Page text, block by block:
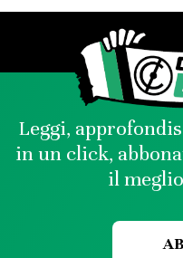
Leggi,
in un click,
il